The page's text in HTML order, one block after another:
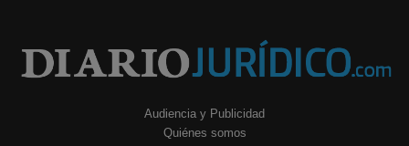
Audiencia y Publicidad
Quiénes somos